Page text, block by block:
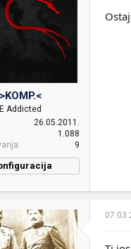
SBB 400/40Mbps
Win 11 Pro,
QNAP TS-251, 2x4GB RAM,
Gaming
Corsair Dominator Platinum
32GB 3000MHz
LG 32GK850G (VA 165Hz) +
AOC Q3279VWFD8 (IPS
SSD Samsung 970 EVO
ASUS Essence STU + Rotel
RA-05/JBL L16
Sennheiser HD515
Lian Li 011 Dynamic (black)
Addicted
26.05.2011.
1.088
9
@4.3GHz - Freezer II -
ASUS Crosshair VI HERO